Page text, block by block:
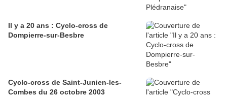
Il y a 20 ans : Cyclo-cross de
Dompierre-sur-Besbre
Cyclo-cross de Saint-Junien-les-
Combes du 26 octobre 2003